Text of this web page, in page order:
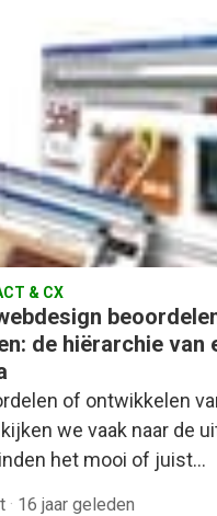
& CX
de hiërarchie van
of ontwikkelen
we vaak naar de
het mooi of juist…
· 16 jaar geleden